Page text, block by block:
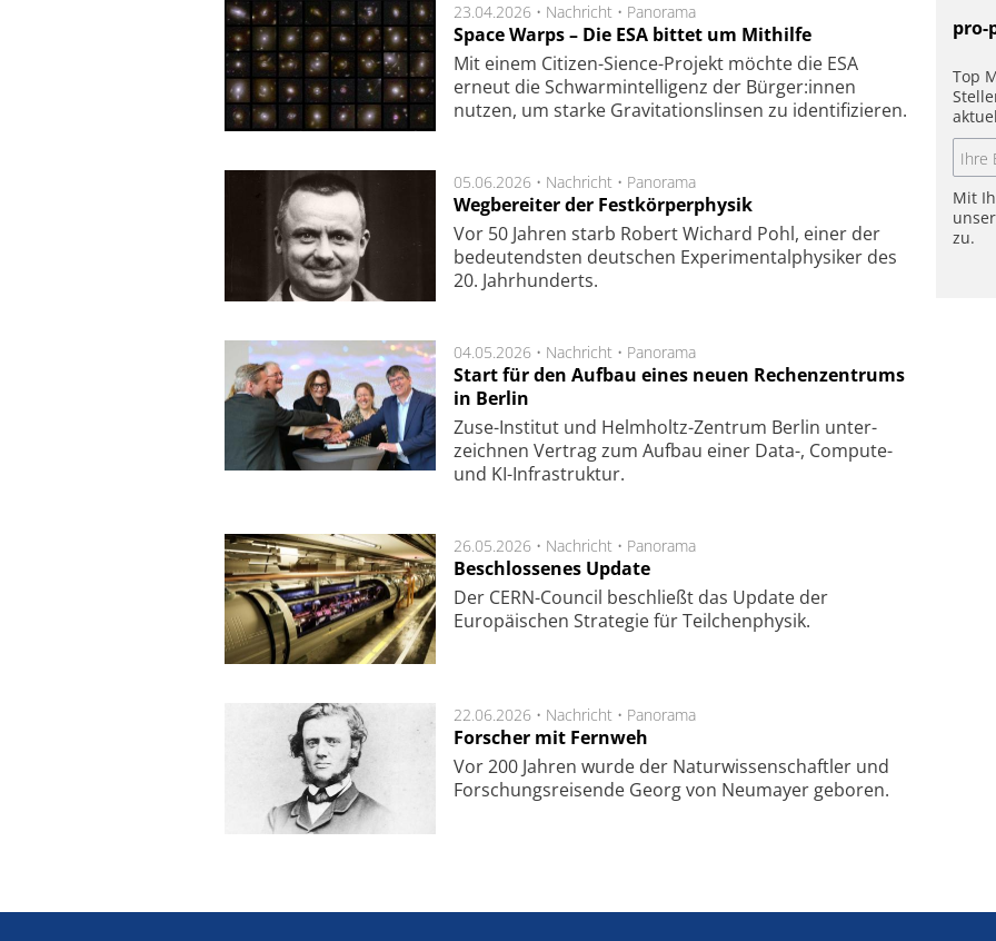
23.04.2026 • Nachricht • Panorama
Space Warps – Die ESA bittet um Mithilfe
Mit einem Citizen-Sience-Projekt möchte die ESA
erneut die Schwarmintelligenz der Bürger:innen
nutzen, um starke Gravitationslinsen zu identifizieren.
05.06.2026 • Nachricht • Panorama
Wegbereiter der Festkörperphysik
Vor 50 Jahren starb Robert Wichard Pohl, einer der
bedeutendsten deutschen Experimentalphysiker des
20. Jahrhunderts.
04.05.2026 • Nachricht • Panorama
Start für den Aufbau eines neuen Rechenzentrums
in Berlin
Zuse-Insti­tut und Helm­holtz-Zen­trum Ber­lin un­ter­
zeich­nen Ver­trag zum Auf­bau einer Data-, Compute-
und KI-Infra­struk­tur.
26.05.2026 • Nachricht • Panorama
Beschlossenes Update
Der CERN-Council beschließt das Update der
Europäischen Strategie für Teilchenphysik.
22.06.2026 • Nachricht • Panorama
Forscher mit Fernweh
Vor 200 Jahren wurde der Naturwissenschaftler und
Forschungsreisende Georg von Neumayer geboren.
pro-
Top
Mit
zu.